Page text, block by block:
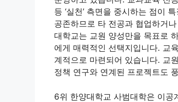
등 ‘실천’ 측면을 중시하는 점이
공존하므로 타 전공과 협업하거
대학교는 교원 양성만을 목표로
에게 매력적인 선택지입니다. 교
계적으로 마련되어 있습니다. 교
정책 연구와 연계된 프로젝트도
6위 한양대학교 사범대학은 이공